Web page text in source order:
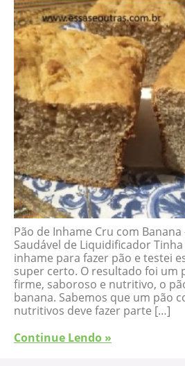
Pão de Inhame Cru com Banana
Saudável de Liquidificador
inhame para fazer pão e testei
super certo. O resultado foi um
firme, saboroso e nutritivo, o
banana. Sabemos que um pão
nutritivos deve fazer parte […]
Continue Lendo »